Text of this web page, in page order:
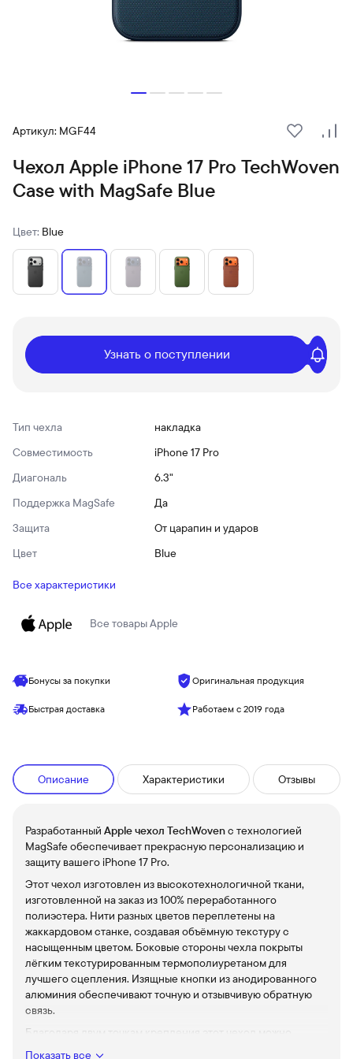
Артикул: MGF44
В
Чехол Apple iPhone 17 Pro TechWoven
Case with MagSafe Blue
Цвет: Blue
Узнать о поступлении
Тип чехла
накладка
Совместимость
iPhone 17 Pro
Диагональ
6.3"
Поддержка MagSafe
Да
Защита
От царапин и ударов
Цвет
Blue
Все характеристики
Все товарыApple
Бонусы за покупки Оригинальная продукция
Быстрая доставка Работаем с 2019 года
Описание Характеристики Отзывы
Разработанный Apple чехол TechWovenс технологией
MagSafe обеспечивает прекрасную персонализацию и
защиту вашего iPhone 17 Pro.
Этот чехол изготовлен из высокотехнологичной ткани,
изготовленной на заказ из 100% переработанного
полиэстера. Нити разных цветов переплетены на
жаккардовом станке, создавая объёмную текстуру с
насыщенным цветом. Боковые стороны чехла покрыты
лёгким текстурированным термополиуретаном для
лучшего сцепления. Изящные кнопки из анодированного
алюминия обеспечивают точную и отзывчивую обратную
связь.
Благодаря двум точкам крепления этот чехол можно
надежно прикрепить к ремню Crossbody Strap, что
Показать все